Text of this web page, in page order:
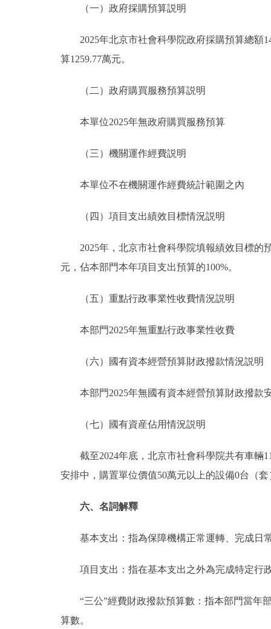
（一）政府採購預算説明
2025年北京市社會科學院政府採購預算總額
算1259.77萬元。
（二）政府購買服務預算説明
本單位2025年無政府購買服務預算
（三）機關運作經費説明
本單位不在機關運作經費統計範圍之內
（四）項目支出績效目標情況説明
2025年，北京市社會科學院填報績效目標的預
元，佔本部門本年項目支出預算的100%。
（五）重點行政事業性收費情況説明
本部門2025年無重點行政事業性收費
（六）國有資本經營預算財政撥款情況説明
本部門2025年無國有資本經營預算財政撥款
（七）國有資産佔用情況説明
截至2024年底，北京市社會科學院共有車輛11
安排中，購置單位價值50萬元以上的設備0台（
六、名詞解釋
基本支出：指為保障機構正常運轉、完成日
項目支出：指在基本支出之外為完成特定行
“三公”經費財政撥款預算數：指本部門當年部
算數。